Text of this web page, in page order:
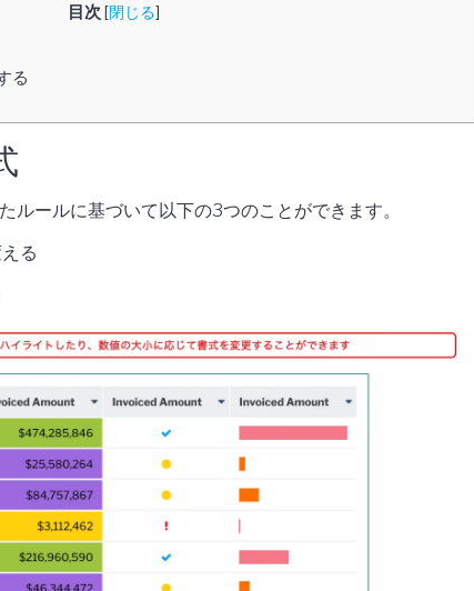
目次 [閉じる]
る
ルールに基づいて以下の3つのことができます。
る